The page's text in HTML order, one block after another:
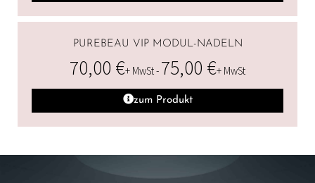
PUREBEAU VIP MODUL-NADELN
70,00 €+ MwSt - 75,00 €+ MwSt
zum Produkt